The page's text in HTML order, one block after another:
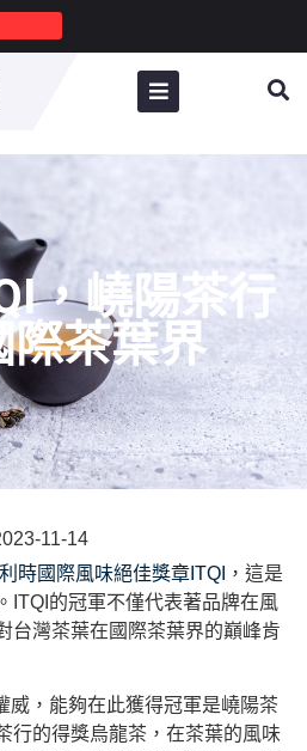
，嶢陽茶行
際茶葉界
11-14
時國際風味絕佳獎章ITQI ，這是
ITQI的冠軍不僅代表著品牌在風
台灣茶葉在國際茶葉界的巔峰肯
威，能夠在此獲得冠軍是嶢陽茶
行的得獎烏龍茶，在茶葉的風味